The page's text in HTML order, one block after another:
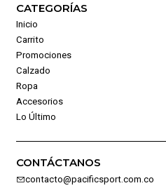
CATEGORÍAS
Inicio
Carrito
Promociones
Calzado
Ropa
Accesorios
Lo Último
CONTÁCTANOS
contacto@pacificsport.com.co